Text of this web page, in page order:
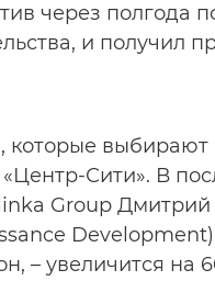
через полгода
и получил
которые
Сити». В
Group
– увеличится на